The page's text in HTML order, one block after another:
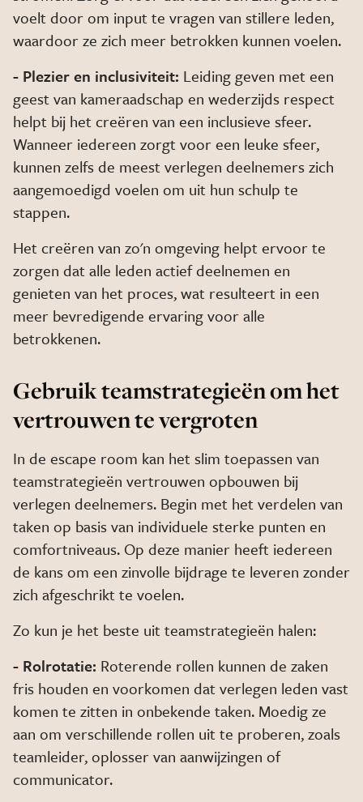
voelt door om input te vragen van stillere leden,
waardoor ze zich meer betrokken kunnen voelen.
- Plezier en inclusiviteit: Leiding geven met een
geest van kameraadschap en wederzijds respect
helpt bij het creëren van een inclusieve sfeer.
Wanneer iedereen zorgt voor een leuke sfeer,
kunnen zelfs de meest verlegen deelnemers zich
aangemoedigd voelen om uit hun schulp te
stappen.
Het creëren van zo'n omgeving helpt ervoor te
zorgen dat alle leden actief deelnemen en
genieten van het proces, wat resulteert in een
meer bevredigende ervaring voor alle
betrokkenen.
Gebruik teamstrategieën om het
vertrouwen te vergroten
In de escape room kan het slim toepassen van
teamstrategieën vertrouwen opbouwen bij
verlegen deelnemers. Begin met het verdelen van
taken op basis van individuele sterke punten en
comfortniveaus. Op deze manier heeft iedereen
de kans om een zinvolle bijdrage te leveren zonder
zich afgeschrikt te voelen.
Zo kun je het beste uit teamstrategieën halen:
- Rolrotatie: Roterende rollen kunnen de zaken
fris houden en voorkomen dat verlegen leden vast
komen te zitten in onbekende taken. Moedig ze
aan om verschillende rollen uit te proberen, zoals
teamleider, oplosser van aanwijzingen of
communicator.